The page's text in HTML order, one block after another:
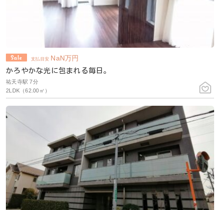
支払目安 NaN万円
かろやかな光に包まれる毎日。
祐天寺駅 7分
2LDK（62.00㎡）